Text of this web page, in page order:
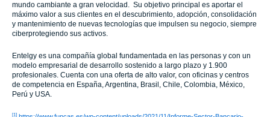
mundo cambiante a gran velocidad. Su objetivo principal es aportar el
máximo valor a sus clientes en el descubrimiento, adopción, consolidación
y mantenimiento de nuevas tecnologías que impulsen su negocio, siempre
ciberprotegiendo sus activos.
Entelgy es una compañía global fundamentada en las personas y con un
modelo empresarial de desarrollo sostenido a largo plazo y 1.900
profesionales. Cuenta con una oferta de alto valor, con oficinas y centros
de competencia en España, Argentina, Brasil, Chile, Colombia, México,
Perú y USA.
[1]